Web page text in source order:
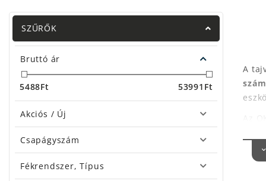
SZŰRŐK
Bruttó ár
5488Ft Ft
53991
Akciós / Új
Csapágyszám
Fékrendszer, Típus
A